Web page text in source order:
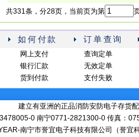
共331条，分28页，当前页为第
如何付款 订单查询
网上支付
银行汇款
货到付款
查询定单
无效定单
支付失败
建立有亚洲的正品消防安防电子存货
0 南宁0771-2821300-0 传真：
南宁市誉宜电子科技有限公司（誉